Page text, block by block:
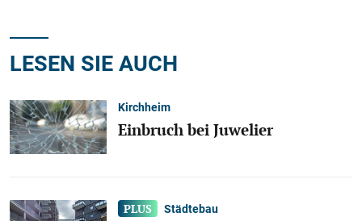
LESEN SIE AUCH
Kirchheim
Einbruch bei Juwelier
Städtebau